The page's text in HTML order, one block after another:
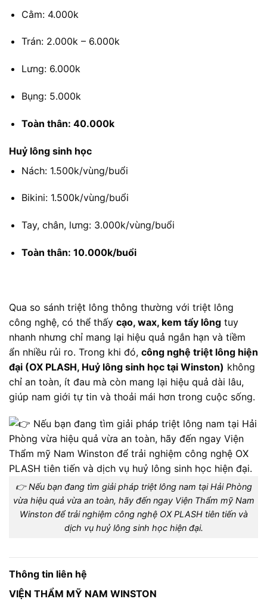
Cằm: 4.000k
Trán: 2.000k – 6.000k
Lưng: 6.000k
Bụng: 5.000k
Toàn thân: 40.000k
Huỷ lông sinh học
Nách: 1.500k/vùng/buổi
Bikini: 1.500k/vùng/buổi
Tay, chân, lưng: 3.000k/vùng/buổi
Toàn thân: 10.000k/buổi
Qua so sánh triệt lông thông thường với triệt lông
công nghệ, có thể thấy cạo, wax, kem tẩy lông tuy
nhanh nhưng chỉ mang lại hiệu quả ngắn hạn và tiềm
ẩn nhiều rủi ro. Trong khi đó, công nghệ triệt lông hiện
đại (OX PLASH, Huỷ lông sinh học tại Winston) không
chỉ an toàn, ít đau mà còn mang lại hiệu quả dài lâu,
giúp nam giới tự tin và thoải mái hơn trong cuộc sống.
👉 Nếu bạn đang tìm giải pháp triệt lông nam tại Hải Phòng
vừa hiệu quả vừa an toàn, hãy đến ngay Viện Thẩm mỹ Nam
Winston để trải nghiệm công nghệ OX PLASH tiên tiến và
dịch vụ huỷ lông sinh học hiện đại.
Thông tin liên hệ
VIỆN THẨM MỸ NAM WINSTON